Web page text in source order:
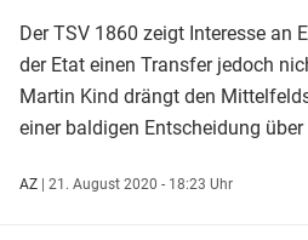
Der TSV 1860 zeigt Interesse an
der Etat einen Transfer jedoch
Martin Kind drängt den
einer baldigen Entscheidung
AZ | 21. August 2020 - 18:23 Uhr